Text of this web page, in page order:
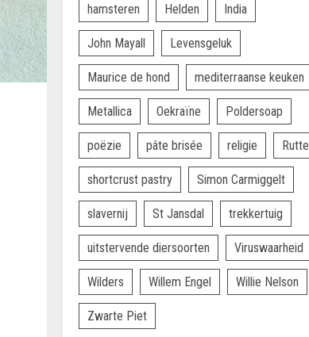
hamsteren Helden India
John Mayall Levensgeluk
Maurice de hond mediterraanse keuken
Metallica Oekraïne Poldersoap
poëzie pâte brisée religie Rutte
shortcrust pastry Simon Carmiggelt
slavernij St Jansdal trekkertuig
uitstervende diersoorten Viruswaarheid
Wilders Willem Engel Willie Nelson
Zwarte Piet